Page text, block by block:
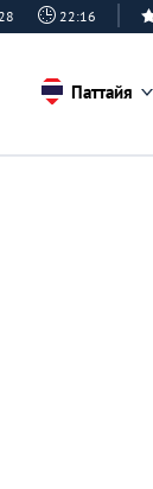
22:16
Паттайя